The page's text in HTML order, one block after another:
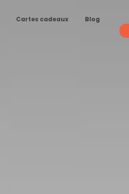
Cartes cadeaux
Blog